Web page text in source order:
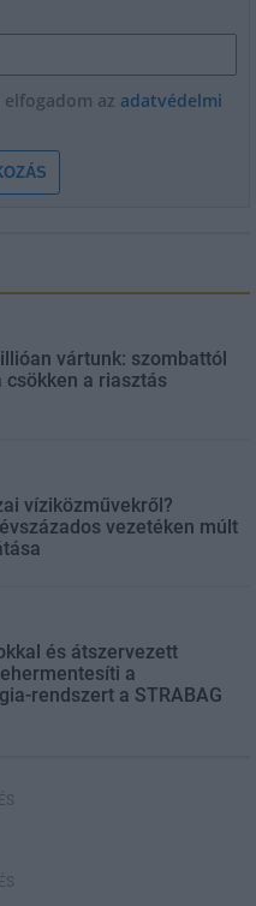
az adatvédelmi
vártunk: szombattól
csökken a riasztás
víziközművekről?
vezetéken múlt
és átszervezett
a
rendszert a STRABAG